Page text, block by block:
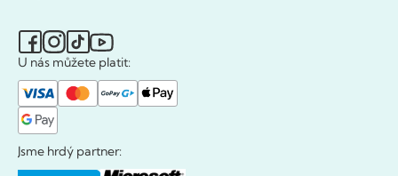
U nás můžete platit:
Jsme hrdý partner: